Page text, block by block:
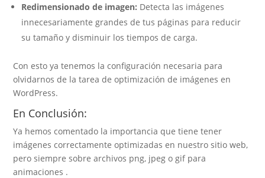
Redimensionado de imagen: Detecta las imágenes
innecesariamente grandes de tus páginas para reducir
su tamaño y disminuir los tiempos de carga.
Con esto ya tenemos la configuración necesaria para
olvidarnos de la tarea de optimización de imágenes en
WordPress.
En Conclusión:
Ya hemos comentado la importancia que tiene tener
imágenes correctamente optimizadas en nuestro sitio web,
pero siempre sobre archivos png, jpeg o gif para
animaciones .